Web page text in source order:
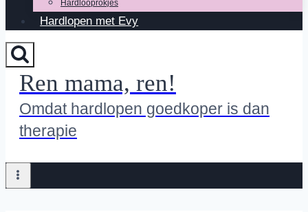
Hardlooprokjes
Hardlopen met Evy
Ren mama, ren!
Omdat hardlopen goedkoper is dan
therapie